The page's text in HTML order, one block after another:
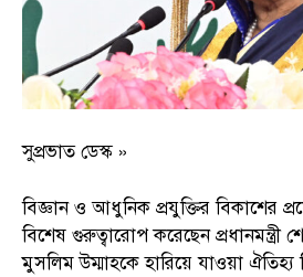
সুপ্রভাত ডেস্ক »
বিজ্ঞান ও আধুনিক প্রযুক্তির বিকাশের
বিশেষ গুরুত্বারোপ করেছেন প্রধানমন্ত্রী
মুসলিম উম্মাহকে হারিয়ে যাওয়া